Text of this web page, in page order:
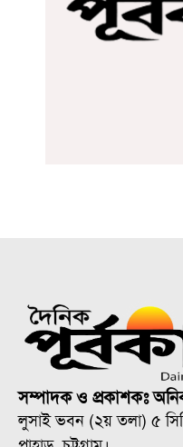
সম্পাদক ও প্রকাশকঃ
লুসাই ভবন (২য় তলা) ৫